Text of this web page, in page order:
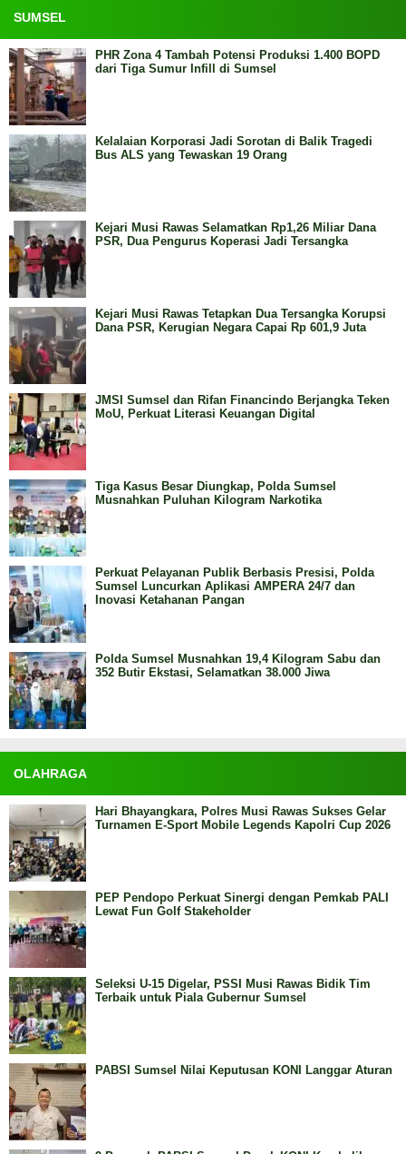
SUMSEL
PHR Zona 4 Tambah Potensi Produksi 1.400 BOPD
dari Tiga Sumur Infill di Sumsel
Kelalaian Korporasi Jadi Sorotan di Balik Tragedi
Bus ALS yang Tewaskan 19 Orang
Kejari Musi Rawas Selamatkan Rp1,26 Miliar Dana
PSR, Dua Pengurus Koperasi Jadi Tersangka
Kejari Musi Rawas Tetapkan Dua Tersangka Korupsi
Dana PSR, Kerugian Negara Capai Rp 601,9 Juta
JMSI Sumsel dan Rifan Financindo Berjangka Teken
MoU, Perkuat Literasi Keuangan Digital
Tiga Kasus Besar Diungkap, Polda Sumsel
Musnahkan Puluhan Kilogram Narkotika
Perkuat Pelayanan Publik Berbasis Presisi, Polda
Sumsel Luncurkan Aplikasi AMPERA 24/7 dan
Inovasi Ketahanan Pangan
Polda Sumsel Musnahkan 19,4 Kilogram Sabu dan
352 Butir Ekstasi, Selamatkan 38.000 Jiwa
OLAHRAGA
Hari Bhayangkara, Polres Musi Rawas Sukses Gelar
Turnamen E-Sport Mobile Legends Kapolri Cup 2026
PEP Pendopo Perkuat Sinergi dengan Pemkab PALI
Lewat Fun Golf Stakeholder
Seleksi U-15 Digelar, PSSI Musi Rawas Bidik Tim
Terbaik untuk Piala Gubernur Sumsel
PABSI Sumsel Nilai Keputusan KONI Langgar Aturan